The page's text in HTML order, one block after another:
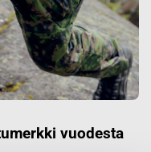
vuodesta